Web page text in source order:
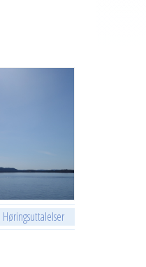
Høringsuttalelser